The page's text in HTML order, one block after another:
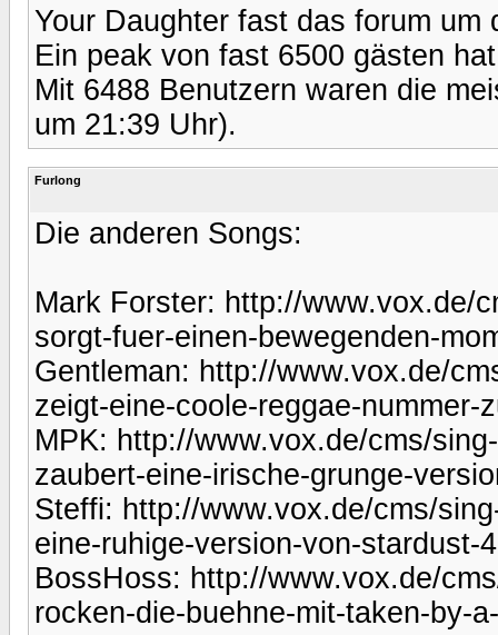
Your Daughter fast das forum um
Ein peak von fast 6500 gästen
Mit 6488 Benutzern waren die
um 21:39 Uhr).
Furlong
Die anderen Songs:
Mark Forster: http://www.vox.de/
sorgt-fuer-einen-bewegenden-
Gentleman: http://www.vox.de/
zeigt-eine-coole-reggae-nummer-
MPK: http://www.vox.de/cms/
zaubert-eine-irische-grunge-
Steffi: http://www.vox.de/cms/
eine-ruhige-version-von-stardust-
BossHoss: http://www.vox.de/
rocken-die-buehne-mit-taken-by-